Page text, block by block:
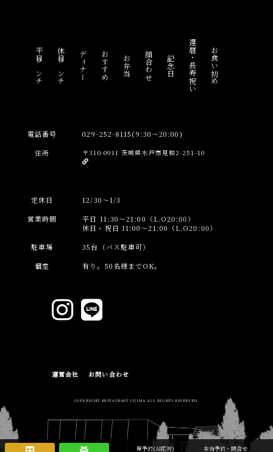
平日ランチ 休日ランチ ディナー おすすめ お弁当 顔合わせ 記念日 還暦・長寿祝い お食い初め
電話番号
029-252-8115(9:30～20:00)
住所
〒310-0911 茨城県水戸市見和2-251-10
定休日
12/30～1/3
営業時間
平日 11:30～21:00（L.O20:00）
休日・祝日 11:00～21:00（L.O20:00）
駐車場
35台（バス駐車可）
個室
有り。50名様までOK。
運営会社 お問い合わせ
COPYRIGHT RESTAURANT IIJIMA ALL RIGHTS RESERVED.
席予約(AI応対) 弁当予約・問合せ